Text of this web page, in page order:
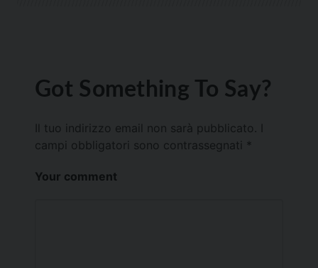
Got Something To Say?
Il tuo indirizzo email non sarà pubblicato.
campi obbligatori sono contrassegnati *
Your comment